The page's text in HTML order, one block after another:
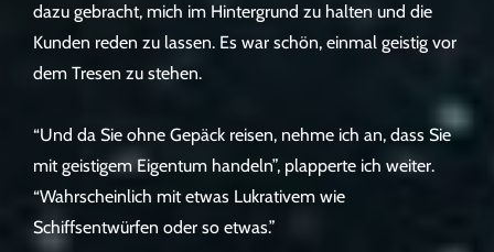
dazu gebracht, mich im Hintergrund zu halten und die
Kunden reden zu lassen. Es war schön, einmal geistig vor
dem Tresen zu stehen.
“Und da Sie ohne Gepäck reisen, nehme ich an, dass Sie
mit geistigem Eigentum handeln”, plapperte ich weiter.
“Wahrscheinlich mit etwas Lukrativem wie
Schiffsentwürfen oder so etwas.”